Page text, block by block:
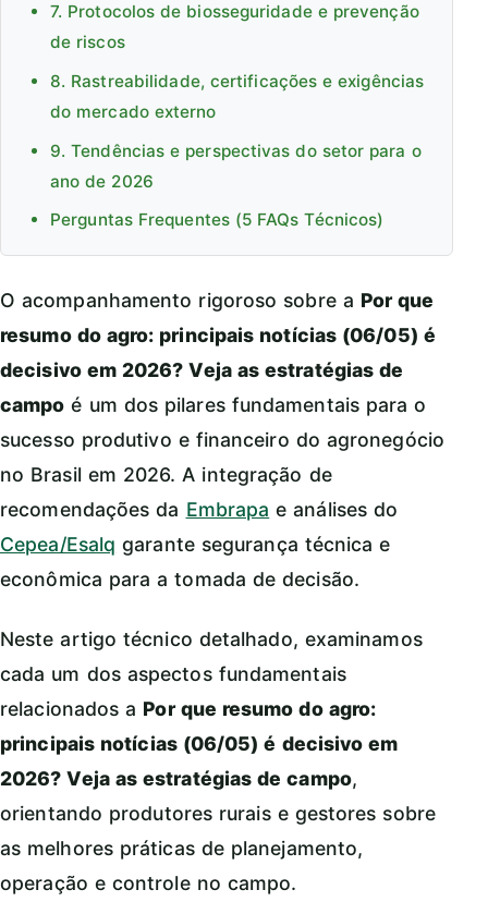
7. Protocolos de biosseguridade e prevenção
de riscos
8. Rastreabilidade, certificações e exigências
do mercado externo
9. Tendências e perspectivas do setor para o
ano de 2026
Perguntas Frequentes (5 FAQs Técnicos)
O acompanhamento rigoroso sobre a Por que
resumo do agro: principais notícias (06/05) é
decisivo em 2026? Veja as estratégias de
campo é um dos pilares fundamentais para o
sucesso produtivo e financeiro do agronegócio
no Brasil em 2026. A integração de
recomendações da Embrapa e análises do
Cepea/Esalq garante segurança técnica e
econômica para a tomada de decisão.
Neste artigo técnico detalhado, examinamos
cada um dos aspectos fundamentais
relacionados a Por que resumo do agro:
principais notícias (06/05) é decisivo em
2026? Veja as estratégias de campo,
orientando produtores rurais e gestores sobre
as melhores práticas de planejamento,
operação e controle no campo.